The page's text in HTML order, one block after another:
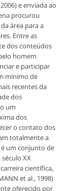
e enviada ao
procurou
área para a
Entre as
dos conteúdos
homem
e participar
mínimo de
recentes da
dos
um
dos
o contato dos
totalmente a
é um conjunto de
XX
científica,
et al., 1998)
oferecido por